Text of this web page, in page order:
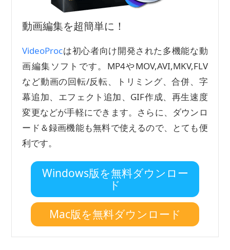
動画編集を超簡単に！
VideoProcは初心者向け開発された多機能な動
画編集ソフトです。MP4やMOV,AVI,MKV,FLV
など動画の回転/反転、トリミング、合併、字
幕追加、エフェクト追加、GIF作成、再生速度
変更などが手軽にできます。さらに、ダウンロ
ード＆録画機能も無料で使えるので、とても便
利です。
Windows版を無料ダウンロー
ド
Mac版を無料ダウンロード